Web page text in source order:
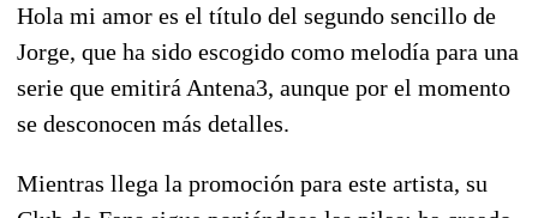
Hola mi amor es el título del segundo sencillo de
Jorge, que ha sido escogido como melodía para una
serie que emitirá Antena3, aunque por el momento
se desconocen más detalles.
Mientras llega la promoción para este artista, su